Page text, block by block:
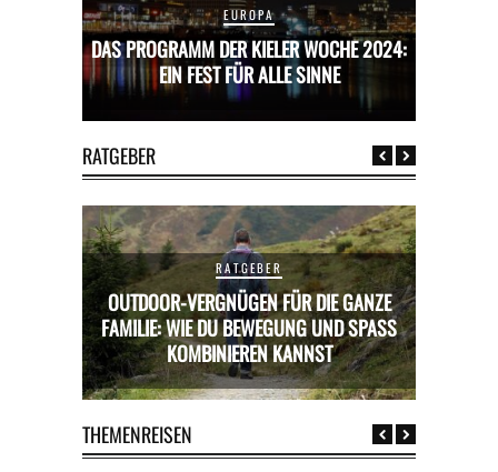
EUROPA
DAS PROGRAMM DER KIELER WOCHE 2024:
EIN FEST FÜR ALLE SINNE
RATGEBER
RATGEBER
OUTDOOR-VERGNÜGEN FÜR DIE GANZE
FAMILIE: WIE DU BEWEGUNG UND SPASS K
OMBINIEREN KANNST
THEMENREISEN